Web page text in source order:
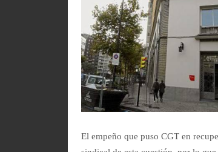
El empeño que puso CGT en